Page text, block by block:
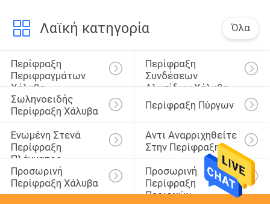
Λαϊκή κατηγορία Όλα
Περίφραξη
Περιφραγμάτων
Χάλυβα
Περίφραξη
Συνδέσεων
Αλυσίδων Χάλυβα
Σωληνοειδής
Περίφραξη Χάλυβα
Περίφραξη Πύργων
Ενωμένη Στενά
Περίφραξη
Πλέγματος
Καλωδίων
Αντι Αναρριχηθείτε
Στην Περίφραξη
Προσωρινή
Περίφραξη Χάλυβα
Προσωρινή
Περίφραξη
Περιοχών